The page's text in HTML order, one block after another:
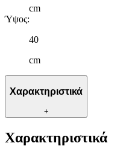
cm
Ύψος:
40
cm
Χαρακτηριστικά
+
Χαρακτηριστικά